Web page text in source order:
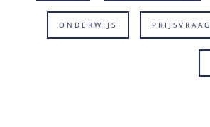
ONDERWIJS PRIJSVRAAG